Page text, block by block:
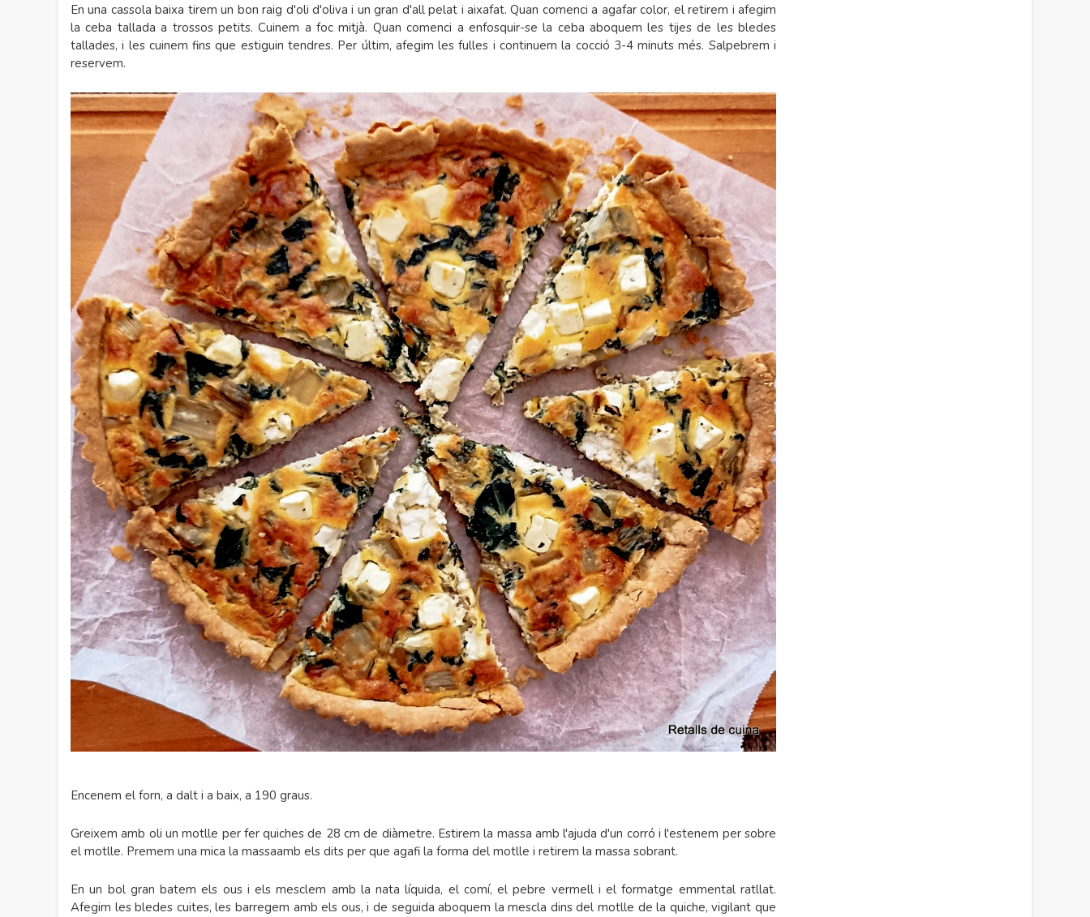
En una cassola baixa tirem un bon raig d'oli d'oliva i un gran d'all pelat i aixafat. Quan comenci a agafar color, el retirem i afegim
la ceba tallada a trossos petits. Cuinem a foc mitjà. Quan comenci a enfosquir-se la ceba aboquem les tijes de les bledes
tallades, i les cuinem fins que estiguin tendres. Per últim, afegim les fulles i continuem la cocció 3-4 minuts més. Salpebrem i
reservem.
Encenem el forn, a dalt i a baix, a 190 graus.
Greixem amb oli un motlle per fer quiches de 28 cm de diàmetre. Estirem la massa amb l'ajuda d'un corró i l'estenem per sobre
el motlle. Premem una mica la massaamb els dits per que agafi la forma del motlle i retirem la massa sobrant.
En un bol gran batem els ous i els mesclem amb la nata líquida, el comí, el pebre vermell i el formatge emmental ratllat.
Afegim les bledes cuites, les barregem amb els ous, i de seguida aboquem la mescla dins del motlle de la quiche, vigilant que